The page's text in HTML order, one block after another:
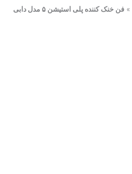
» فن خنک کننده پلی استیشن ۵ مدل دابی